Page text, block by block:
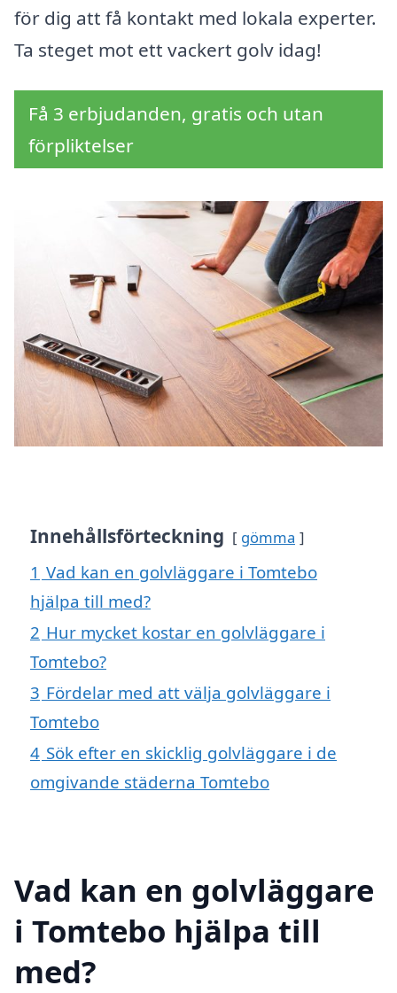
för dig att få kontakt med lokala experter.
Ta steget mot ett vackert golv idag!
Få 3 erbjudanden, gratis och utan
förpliktelser
Innehållsförteckning gömma
1 Vad kan en golvläggare i Tomtebo
hjälpa till med?
2 Hur mycket kostar en golvläggare i
Tomtebo?
3 Fördelar med att välja golvläggare i
Tomtebo
4 Sök efter en skicklig golvläggare i de
omgivande städerna Tomtebo
Vad kan en golvläggare
i Tomtebo hjälpa till
med?